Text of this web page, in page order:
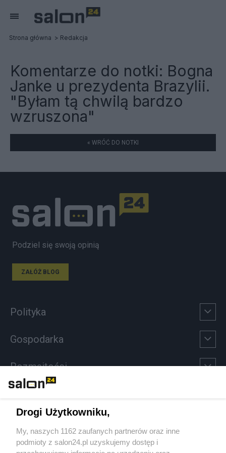
Strona główna Redakcja
Komentarze do notki: Bogna
Janke u prezydenta Brazylii.
"Byłam tą chwilą bardzo
wzruszona"
« WRÓĆ DO NOTKI
Podziel się swoją opinią
ZAŁÓŻ BLOG
Polityka
Gospodarka
Rozmaitości
Sport
Społeczeństwo
Drogi Użytkowniku,
My, naszych 1162 zaufanych partnerów oraz inne
podmioty z salon24.pl uzyskujemy dostęp i